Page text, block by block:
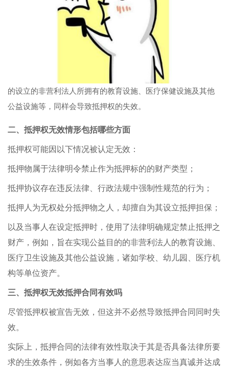
的设立的非营利法人所拥有的教育设施、医疗保健设施及其他
公益设施等，同样会导致抵押权的失效。
二、抵押权无效情形包括哪些方面
抵押权可能因以下情况被认定无效：
抵押物属于法律明令禁止作为抵押标的的财产类型；
抵押协议存在违反法律、行政法规中强制性规范的行为；
抵押人为无权处分抵押物之人，却擅自为其设立抵押担保；
以及当事人在设定抵押时，使用了法律明确规定禁止抵押之
财产，例如，旨在实现公益目的的非营利法人的教育设施、
医疗卫生设施及其他公益设施，诸如学校、幼儿园、医疗机
构等单位资产。
三、抵押权无效抵押合同有效吗
尽管抵押权被宣告无效，但这并不必然导致抵押合同同时失
效。
实际上，抵押合同的法律有效性取决于其是否具备法律所要
求的生效条件，例如各方当事人的意思表达应当真诚并达成